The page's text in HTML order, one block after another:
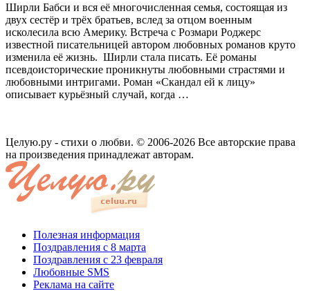
Ширли Бабси и вся её многочисленная семья, состоящая из
двух сестёр и трёх братьев, вслед за отцом военным
исколесила всю Америку. Встреча с Розмари Роджерс
известной писательницей автором любовных романов круто
изменила её жизнь. Ширли стала писать. Её романы
псевдоисторические проникнуты любовными страстями и
любовными интригами. Роман «Скандал ей к лицу»
описывает курьёзный случай, когда …
Целую.ру - стихи о любви. © 2006-2026 Все авторские права
на произведения принадлежат авторам.
Полезная информация
Поздравления с 8 марта
Поздравления с 23 февраля
Любовные SMS
Реклама на сайте